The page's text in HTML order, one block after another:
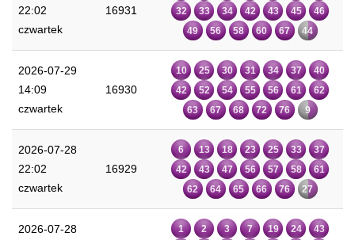
22:02
czwartek
16931
32
33 34 42 43 45
46
49
56 58 60 67 44
2026-07-29
14:09
czwartek
16930
10 25 30 31 34 37
40
42
52 54 55 56 61
62
63
67 68 72 76 9
2026-07-28
22:02
czwartek
16929
6 13 18 23 25 33
37
42
43 47 56 57 58
61
62
64 65 66 76 27
2026-07-28 1 2 3 7 19 24 43